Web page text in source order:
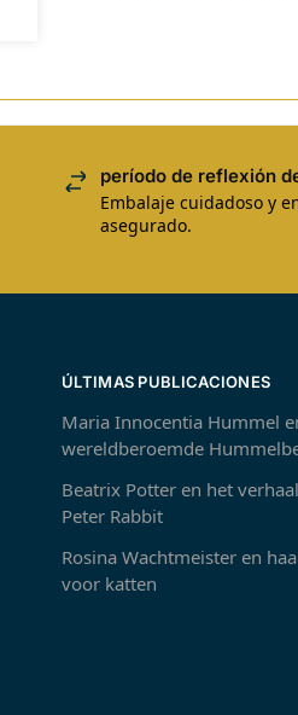
período de reflexión
Embalaje cuidadoso y
asegurado.
ÚLTIMAS PUBLICACIONES
Maria Innocentia Hummel
wereldberoemde
Beatrix Potter en het
Peter Rabbit
Rosina Wachtmeister en
voor katten